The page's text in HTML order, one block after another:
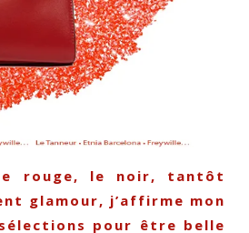
rouge, le noir, tantôt
glamour, j’affirme mon
pour être belle